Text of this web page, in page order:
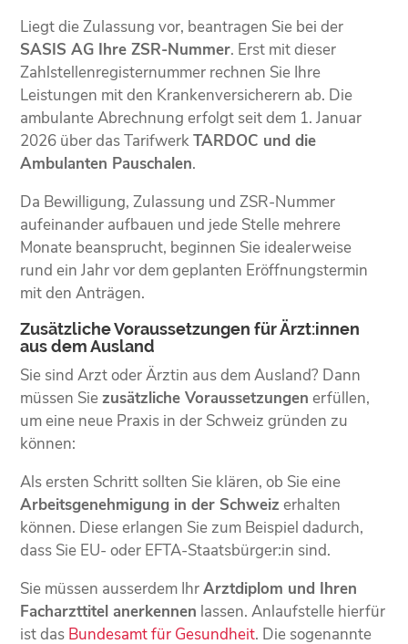
Liegt die Zulassung vor, beantragen Sie bei der
SASIS AG Ihre ZSR-Nummer. Erst mit dieser
Zahlstellenregisternummer rechnen Sie Ihre
Leistungen mit den Krankenversicherern ab. Die
ambulante Abrechnung erfolgt seit dem 1. Januar
2026 über das TarifwerkTARDOC und die
Ambulanten Pauschalen.
Da Bewilligung, Zulassung und ZSR-Nummer
aufeinander aufbauen und jede Stelle mehrere
Monate beansprucht, beginnen Sie idealerweise
rund ein Jahr vor dem geplanten Eröffnungstermin
mit den Anträgen.
Zusätzliche Voraussetzungen für Ärzt:innen
aus dem Ausland
Sie sind Arzt oder Ärztin aus dem Ausland? Dann
müssen Siezusätzliche Voraussetzungen erfüllen,
um eine neue Praxis in der Schweiz gründen zu
können:
Als ersten Schritt sollten Sie klären, ob Sie eine
Arbeitsgenehmigung in der Schweiz erhalten
können. Diese erlangen Sie zum Beispiel dadurch,
dass Sie EU- oder EFTA-Staatsbürger:in sind.
Sie müssen ausserdem IhrArztdiplom und Ihren
Facharzttitel anerkennen lassen. Anlaufstelle hierfür
ist das Bundesamt für Gesundheit. Die sogenannte